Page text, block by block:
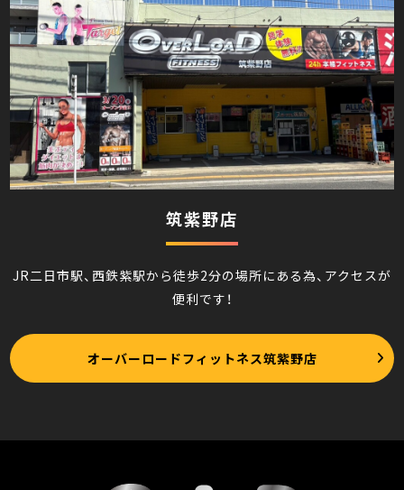
筑紫野店
JR二日市駅、西鉄紫駅から徒歩2分の場所にある為、アクセスが
便利です！
オーバーロードフィットネス筑紫野店